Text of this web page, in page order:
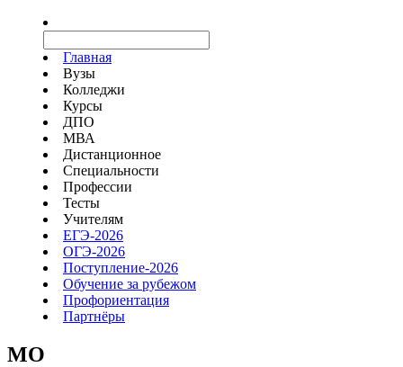
Главная
Вузы
Колледжи
Курсы
ДПО
МВА
Дистанционное
Специальности
Профессии
Тесты
Учителям
ЕГЭ-2026
ОГЭ-2026
Поступление-2026
Обучение за рубежом
Профориентация
Партнёры
MO